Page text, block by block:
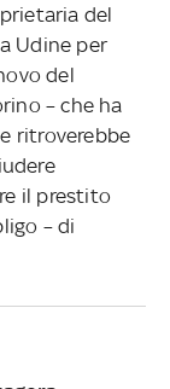
del
Udine per
del
– che ha
ritroverebbe
il prestito
– di